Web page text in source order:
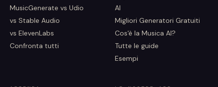
MusicGenerate vs Udio
vs Stable Audio
vs ElevenLabs
Confronta tutti
AI
Migliori Generatori Gratuiti
Cos'è la Musica AI?
Tutte le guide
Esempi